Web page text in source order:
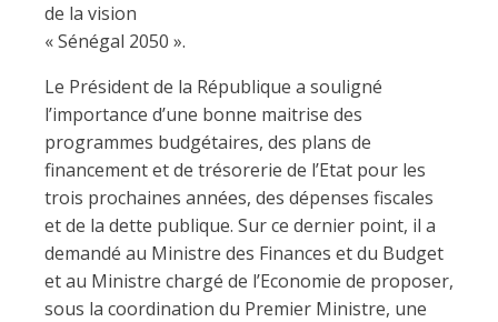
de la vision
« Sénégal 2050 ».
Le Président de la République a souligné
l’importance d’une bonne maitrise des
programmes budgétaires, des plans de
financement et de trésorerie de l’Etat pour les
trois prochaines années, des dépenses fiscales
et de la dette publique. Sur ce dernier point, il a
demandé au Ministre des Finances et du Budget
et au Ministre chargé de l’Economie de proposer,
sous la coordination du Premier Ministre, une